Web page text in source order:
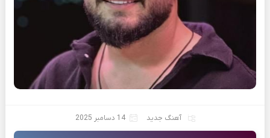
آهنگ جدید 14 دسامبر 2025